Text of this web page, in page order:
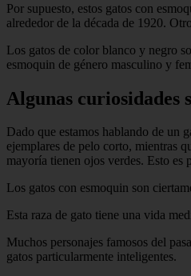
Por supuesto, estos gatos con
alrededor de la década de 1920.
Los gatos de color blanco y negro
esmoquin de género masculino y
Algunas curiosidades
Dado que estamos hablando de un
ejemplares de pelo corto, mientras
mayoría tienen ojos verdes. Esto
Los gatos con esmoquin son
Esta raza de gato tiene una vida
Muchos personajes famosos del
gatos particularmente inteligentes.